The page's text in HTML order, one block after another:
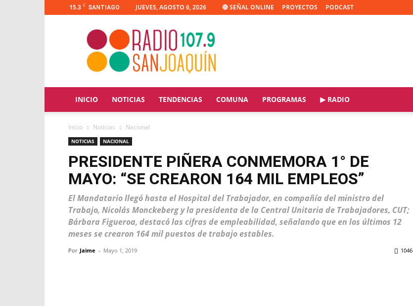
15.3 C SANTIAGO JUEVES, AGOSTO 6, 2026 🔴 SEÑAL ONLINE PROYECTOS PODCAST
Radio
Joaquín
INICIO NOTICIAS TENDENCIAS COMUNA PROGRAMAS ▶ RADIO
Inicio Noticias Nacional
NOTICIAS NACIONAL
PRESIDENTE PIÑERA CONMEMORA 1° DE
MAYO: “SE CREARON 164 MIL EMPLEOS”
El Mandatario llegó hasta el Hospital del Trabajador, en compañía del ministro del
Trabajo, Nicolás Monckeberg y la presidenta de la Central Unitaria de Trabajadores, CUT;
Bárbara Figueroa, destacó las cifras de empleabilidad, señalando que en los últimos 12
meses se crearon 164 mil puestos de trabajo estables.
Por Jaime - Mayo 1, 2019 1046